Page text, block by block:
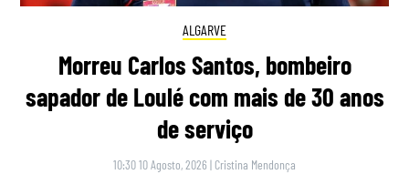
ALGARVE
Morreu Carlos Santos, bombeiro
sapador de Loulé com mais de 30 anos
de serviço
10:30 10 Agosto, 2026 | Cristina Mendonça